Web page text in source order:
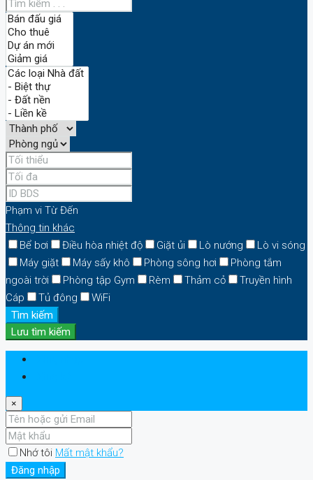
Phạm vi Từ Đến
Thông tin khác
Bể bơi
Điều hòa nhiệt độ Giặt ủi Lò nướng
Lò vi sóng
Máy giặt
Máy sấy khô Phòng sông hơi
Phòng tắm
ngoài trời
Phòng tập Gym Rèm Thảm cỏ
Truyền hình
Cáp
Tủ đông
WiFi
Tìm kiếm
Lưu tìm kiếm
×
Nhớ tôi Mất mật khẩu?
Đăng nhập